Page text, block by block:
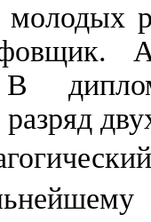
молодых